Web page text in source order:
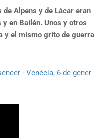
Alpens y de Lácar eran
y en Bailén. Unos y otros
y el mismo grito de guerra
- Venècia, 6 de gener